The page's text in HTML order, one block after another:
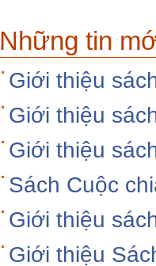
Những tin
Giới thiệu
Giới thiệu
Giới thiệu
Sách Cuộc
Giới thiệu
Giới thiệu